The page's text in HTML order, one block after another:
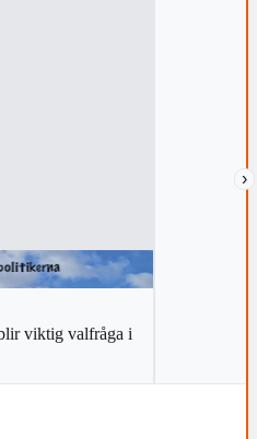
›
viktig valfråga i